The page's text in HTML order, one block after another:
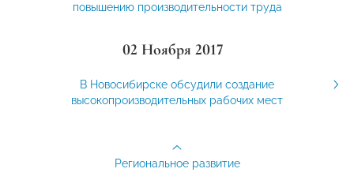
повышению производительности труда
02 Ноября 2017
В Новосибирске обсудили создание
высокопроизводительных рабочих мест
Региональное развитие